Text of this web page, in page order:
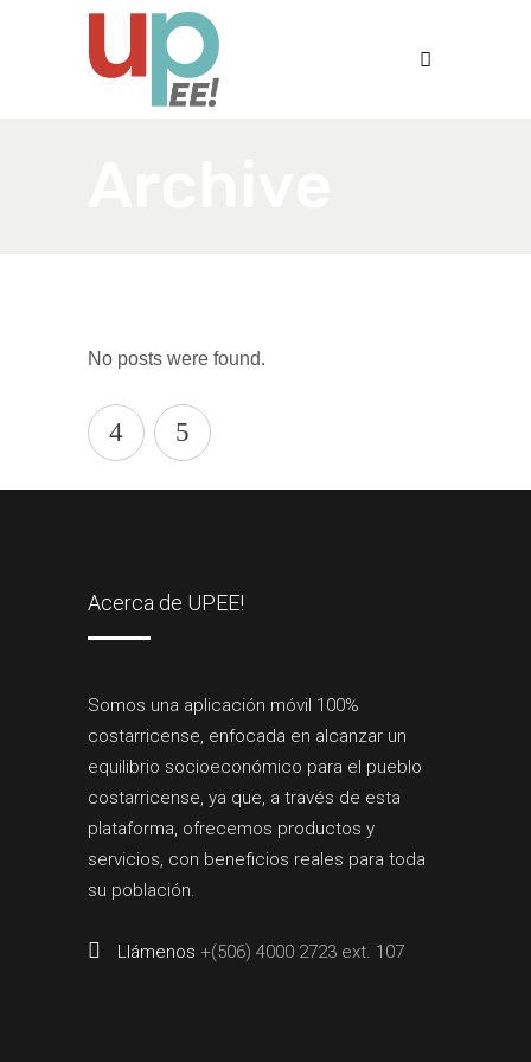
No posts were found.
Acerca de UPEE!
Somos una aplicación móvil 100%
costarricense, enfocada en alcanzar un
equilibrio socioeconómico para el pueblo
costarricense, ya que, a través de esta
plataforma, ofrecemos productos y
servicios, con beneficios reales para toda
su población.
Llámenos +(506) 4000 2723 ext. 107